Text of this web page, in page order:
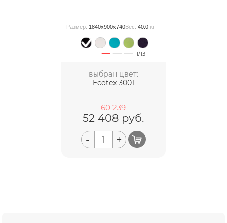
Размер: 1840x900x740Вес:40.0 кг
1/13
выбран цвет:
Ecotex 3001
60 239
52 408 руб.
- +